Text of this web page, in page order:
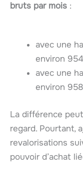
bruts par mois :
avec une
environ
avec une
environ
La différence
regard. Pourtant,
revalorisations
pouvoir d’achat